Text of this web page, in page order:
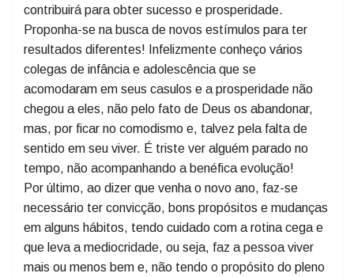
porta de igreja não traz salvação de ninguém!
Novo ano, vida nova, contudo encare os novos
desafios! Fazer tudo da mesma maneira não
contribuirá para obter sucesso e prosperidade.
Proponha-se na busca de novos estímulos para ter
resultados diferentes! Infelizmente conheço vários
colegas de infância e adolescência que se
acomodaram em seus casulos e a prosperidade não
chegou a eles, não pelo fato de Deus os abandonar,
mas, por ficar no comodismo e, talvez pela falta de
sentido em seu viver. É triste ver alguém parado no
tempo, não acompanhando a benéfica evolução!
Por último, ao dizer que venha o novo ano, faz-se
necessário ter convicção, bons propósitos e mudanças